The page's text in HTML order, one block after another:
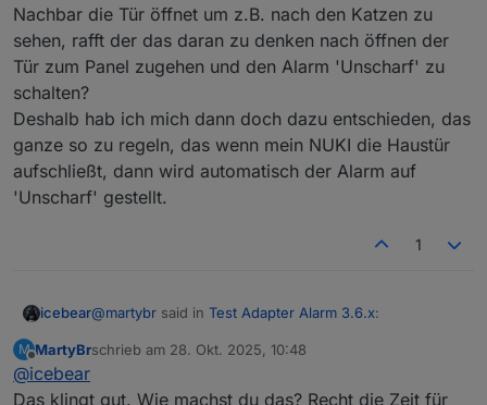
Nachbar die Tür öffnet um z.B. nach den Katzen zu
sehen, rafft der das daran zu denken nach öffnen der
Tür zum Panel zugehen und den Alarm 'Unscharf' zu
schalten?
Deshalb hab ich mich dann doch dazu entschieden, das
ganze so zu regeln, das wenn mein NUKI die Haustür
aufschließt, dann wird automatisch der Alarm auf
'Unscharf' gestellt.
1
icebear@martybr said in Test Adapter Alarm 3.6.x:
dann sollte die Unscharf-Schaltung ohne
M
Offline
MartyBrschrieb am 28. Okt. 2025, 10:48
zuletzt editiert von
@icebear
Das klingt gut. Wie machst du das? Recht die Zeit für